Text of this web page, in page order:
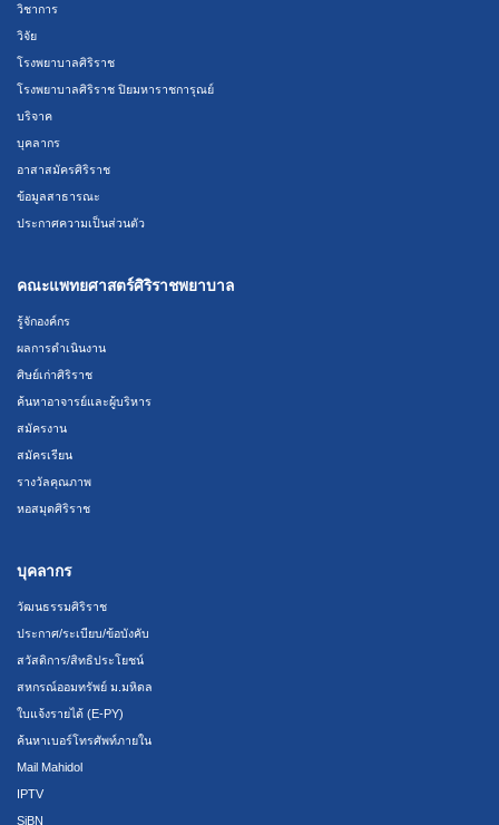
วิชาการ
วิจัย
โรงพยาบาลศิริราช
โรงพยาบาลศิริราช ปิยมหาราชการุณย์
บริจาค
บุคลากร
อาสาสมัครศิริราช
ข้อมูลสาธารณะ
ประกาศความเป็นส่วนตัว
คณะแพทยศาสตร์ศิริราชพยาบาล
รู้จักองค์กร
ผลการดำเนินงาน
ศิษย์เก่าศิริราช
ค้นหาอาจารย์และผู้บริหาร
สมัครงาน
สมัครเรียน
รางวัลคุณภาพ
หอสมุดศิริราช
บุคลากร
วัฒนธรรมศิริราช
ประกาศ/ระเบียบ/ข้อบังคับ
สวัสดิการ/สิทธิประโยชน์
สหกรณ์ออมทรัพย์ ม.มหิดล
ใบแจ้งรายได้ (E-PY)
ค้นหาเบอร์โทรศัพท์ภายใน
Mail Mahidol
IPTV
SiBN